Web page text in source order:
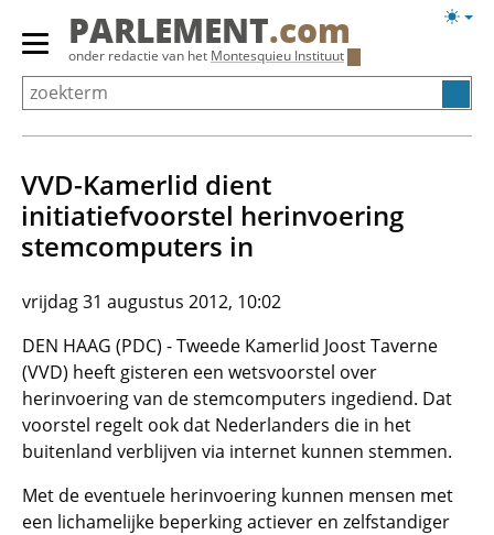
Overslaan
Primair
menu
tonen/verbergen
PARLEMENT.com
onder redactie van het Montesquieu Instituut
VVD-Kamerlid dient
initiatiefvoorstel herinvoering
stemcomputers in
vrijdag 31 augustus 2012, 10:02
DEN HAAG (PDC) - Tweede Kamerlid Joost Taverne
(VVD) heeft gisteren een wetsvoorstel over
herinvoering van de stemcomputers ingediend. Dat
voorstel regelt ook dat Nederlanders die in het
buitenland verblijven via internet kunnen stemmen.
Met de eventuele herinvoering kunnen mensen met
een lichamelijke beperking actiever en zelfstandiger